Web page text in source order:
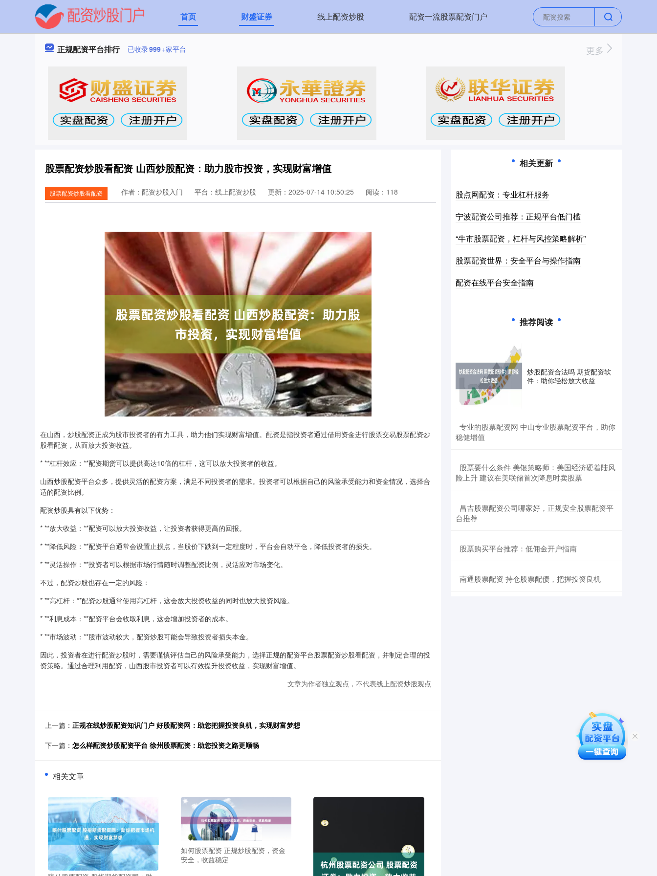
首页 财盛证券 线上配资炒股 配资一流股票配资门户
正规配资平台排行 已收录999+家平台 更多
股票配资炒股看配资 山西炒股配资：助力股市投资，实现财富增值
股票配资炒股看配资 作者：配资炒股入门 平台：线上配资炒股 更新：2025-07-14 10:50:25 阅读：118
在山西，炒股配资正成为股市投资者的有力工具，助力他们实现财富增值。配资是指投资者通过借用资金进行股票交易股票配资炒
股看配资，从而放大投资收益。
* **杠杆效应：**配资期货可以提供高达10倍的杠杆，这可以放大投资者的收益。
山西炒股配资平台众多，提供灵活的配资方案，满足不同投资者的需求。投资者可以根据自己的风险承受能力和资金情况，选择合
适的配资比例。
配资炒股具有以下优势：
* **放大收益：**配资可以放大投资收益，让投资者获得更高的回报。
* **降低风险：**配资平台通常会设置止损点，当股价下跌到一定程度时，平台会自动平仓，降低投资者的损失。
* **灵活操作：**投资者可以根据市场行情随时调整配资比例，灵活应对市场变化。
不过，配资炒股也存在一定的风险：
* **高杠杆：**配资炒股通常使用高杠杆，这会放大投资收益的同时也放大投资风险。
* **利息成本：**配资平台会收取利息，这会增加投资者的成本。
* **市场波动：**股市波动较大，配资炒股可能会导致投资者损失本金。
因此，投资者在进行配资炒股时，需要谨慎评估自己的风险承受能力，选择正规的配资平台股票配资炒股看配资，并制定合理的投
资策略。通过合理利用配资，山西股市投资者可以有效提升投资收益，实现财富增值。
文章为作者独立观点，不代表线上配资炒股观点
上一篇： 正规在线炒股配资知识门户 好股配资网：助您把握投资良机，实现财富梦想
下一篇： 怎么样配资炒股配资平台 徐州股票配资：助您投资之路更顺畅
相关文章
如何股票配资 正规炒股配资，资金
安全，收益稳定
相关更新
股点网配资：专业杠杆服务
宁波配资公司推荐：正规平台低门槛
“牛市股票配资，杠杆与风控策略解析”
股票配资世界：安全平台与操作指南
配资在线平台安全指南
推荐阅读
炒股配资合法吗 期货配资软
件：助你轻松放大收益
​专业的股票配资网 中山专业股票配资平台，助你
稳健增值
​股票要什么条件 美银策略师：美国经济硬着陆风
险上升 建议在美联储首次降息时卖股票
​昌吉股票配资公司哪家好，正规安全股票配资平
台推荐
​股票购买平台推荐：低佣金开户指南
​南通股票配资 持仓股票配债，把握投资良机